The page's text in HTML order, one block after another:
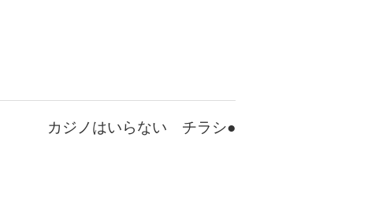
カジノはいらない チラシ●